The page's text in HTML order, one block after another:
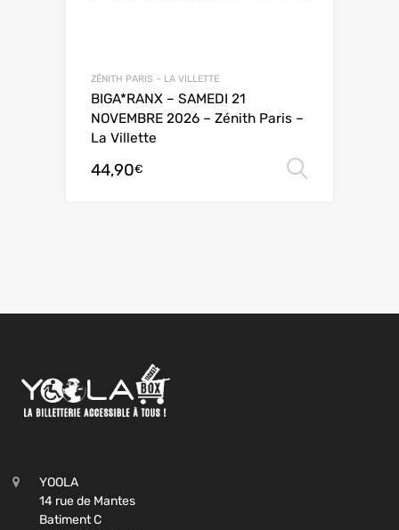
ZÉNITH PARIS – LA VILLETTE
BIGA*RANX – SAMEDI 21
NOVEMBRE 2026 – Zénith Paris –
La Villette
44,90€
YOOLA
14 rue de Mantes
Batiment C